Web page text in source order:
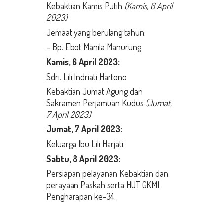
Kebaktian Kamis Putih (Kamis, 6 April
2023)
Jemaat yang berulang tahun:
– Bp. Ebot Manila Manurung
Kamis,6 April 2023:
Sdri. Lili Indriati Hartono
Kebaktian Jumat Agung dan
Sakramen Perjamuan Kudus (Jumat,
7 April 2023)
Jumat, 7 April 2023:
Keluarga Ibu Lili Harjati
Sabtu, 8 April 2023:
Persiapan pelayanan Kebaktian dan
perayaan Paskah serta HUT GKMI
Pengharapan ke-34.